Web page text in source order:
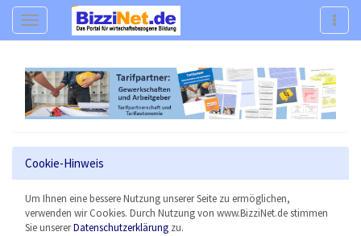
Navigation
Cookie-Hinweis
Um Ihnen eine bessere Nutzung unserer Seite zu ermöglichen,
verwenden wir Cookies. Durch Nutzung von www.BizziNet.de stimmen
Sie unsererDatenschutzerklärung zu.